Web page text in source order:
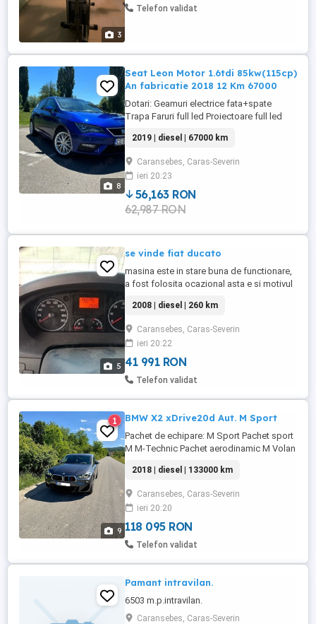
3
Telefon validat
8
Seat Leon Motor 1.6tdi 85kw(115cp)
An fabricatie 2018 12 Km 67000
Dotari: Geamuri electrice fata+spate
Trapa Faruri full led Proiectoare full led
Pilot automat Distronic(asistenta la
franare) Incalzire in scaune Climatronic pe
2 zone Navigatie touch screen(mare)
Volan piele Comenzi pe volan Computer
bord Cutie manuala 5+1 Jante ...
2019 | diesel | 67000 km
Caransebes, Caras-Severin
ieri 20:23
56,163 RON
62,987 RON
5
se vinde fiat ducato
masina este in stare buna de functionare,
a fost folosita ocazional asta e si motivul
valabil,rca valabil,vigneta valabila
2008 | diesel | 260 km
Caransebes, Caras-Severin
ieri 20:22
41 991 RON
Telefon validat
9
1 BMW X2 xDrive20d Aut. M Sport
Pachet de echipare: M Sport Pachet sport
M M-Technic Pachet aerodinamic M Volan
schimbare și funcție multifuncțională
Head-Up Display Cameră pentru marșarier
Faruri LED (versiune extinsă) Sistem de
navigație: Navigation Plus (USB) Jante
aliaj ușor 8x19 ...
2018 | diesel | 133000 km
Caransebes, Caras-Severin
ieri 20:20
118 095 RON
Telefon validat
Pamant intravilan.
6503 m.p.intravilan.
Caransebes, Caras-Severin